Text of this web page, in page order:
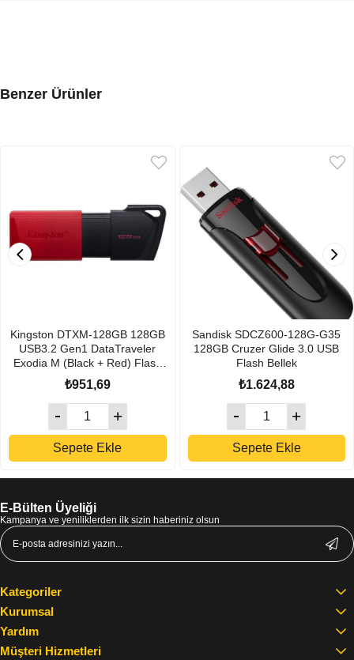
Benzer Ürünler
Kingston DTXM-128GB 128GB
USB3.2 Gen1 DataTraveler
Exodia M (Black + Red) Flash
Bellek
₺951,69
Sepete Ekle
Sandisk SDCZ600-128G-G35
128GB Cruzer Glide 3.0 USB
Flash Bellek
₺1.624,88
Sepete Ekle
E-Bülten Üyeliği
Kampanya ve yeniliklerden ilk sizin haberiniz olsun
Kategoriler
Kurumsal
Yardım
Müşteri Hizmetleri